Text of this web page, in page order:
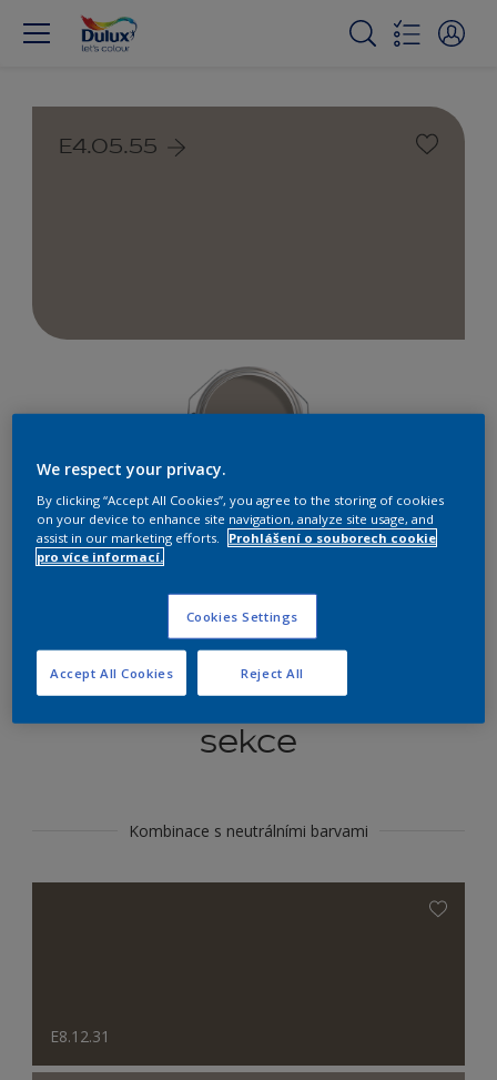
E4.05.55
Najít výrobek v tomto odstínu
Koordinovat barevné
sekce
Kombinace s neutrálními barvami
E8.12.31
We respect your privacy.
By clicking “Accept All Cookies”, you agree to the storing of cookies
on your device to enhance site navigation, analyze site usage, and
assist in our marketing efforts.
Prohlášení o souborech cookie
pro více informací.
Cookies Settings
Reject All
Accept All Cookies